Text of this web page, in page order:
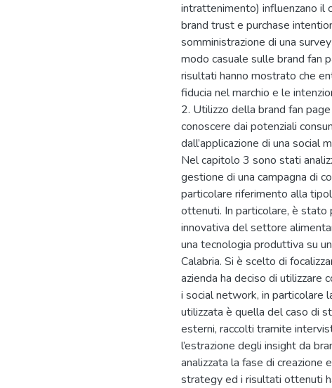
intrattenimento) influenzano il
brand trust e purchase
somministrazione di una
modo casuale sulle brand fan
risultati hanno mostrato che
fiducia nel marchio e le
2. Utilizzo della brand fan
conoscere dai potenziali
dall’applicazione di una social
Nel capitolo 3 sono stati
gestione di una campagna di
particolare riferimento alla
ottenuti. In particolare, è stato
innovativa del settore
una tecnologia produttiva su
Calabria. Si è scelto di
azienda ha deciso di utilizzare
i social network, in particolare
utilizzata è quella del caso di
esterni, raccolti tramite
l’estrazione degli insight da
analizzata la fase di creazione
strategy ed i risultati ottenuti